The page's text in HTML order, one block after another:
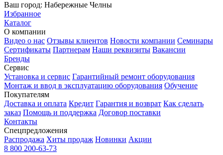
Ваш город: Набережные Челны
Избранное
Каталог
О компании
Видео о нас Отзывы клиентов Новости компании Семинары
Сертификаты Партнерам Наши реквизиты Вакансии
Бренды
Сервис
Установка и сервис Гарантийный ремонт оборудования
Монтаж и ввод в эксплуатацию оборудования Обучение
Покупателям
Доставка и оплата Кредит Гарантия и возврат Как сделать
заказ Помощь и поддержка Договор поставки
Контакты
Спецпредложения
Распродажа Хиты продаж Новинки Акции
8 800 200-63-73